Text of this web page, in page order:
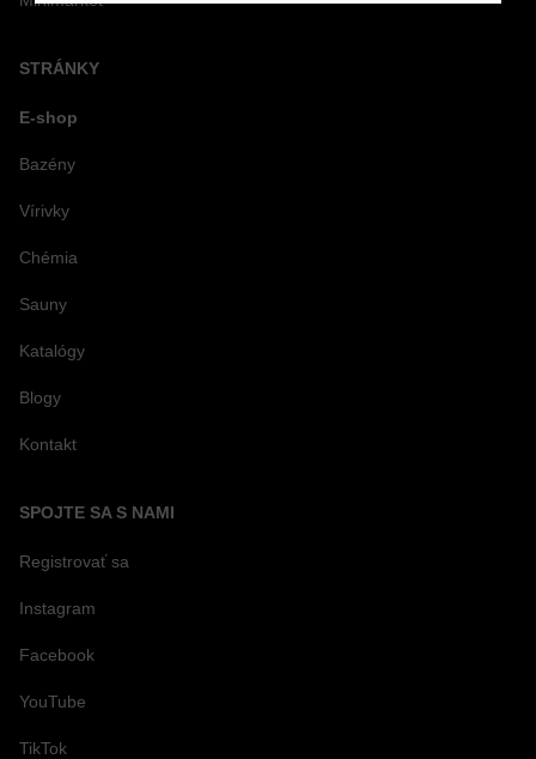
STRÁNKY
E-shop
Bazény
Vírivky
Chémia
Sauny
Katalógy
Blogy
Kontakt
SPOJTE SA S NAMI
Registrovať sa
Instagram
Facebook
YouTube
TikTok